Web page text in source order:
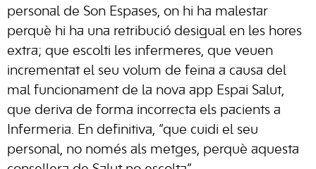
personal de Son Espases, on hi ha malestar
perquè hi ha una retribució desigual en les hores
extra; que escolti les infermeres, que veuen
incrementat el seu volum de feina a causa del
mal funcionament de la nova app Espai Salut,
que deriva de forma incorrecta els pacients a
Infermeria. En definitiva, “que cuidi el seu
personal, no només als metges, perquè aquesta